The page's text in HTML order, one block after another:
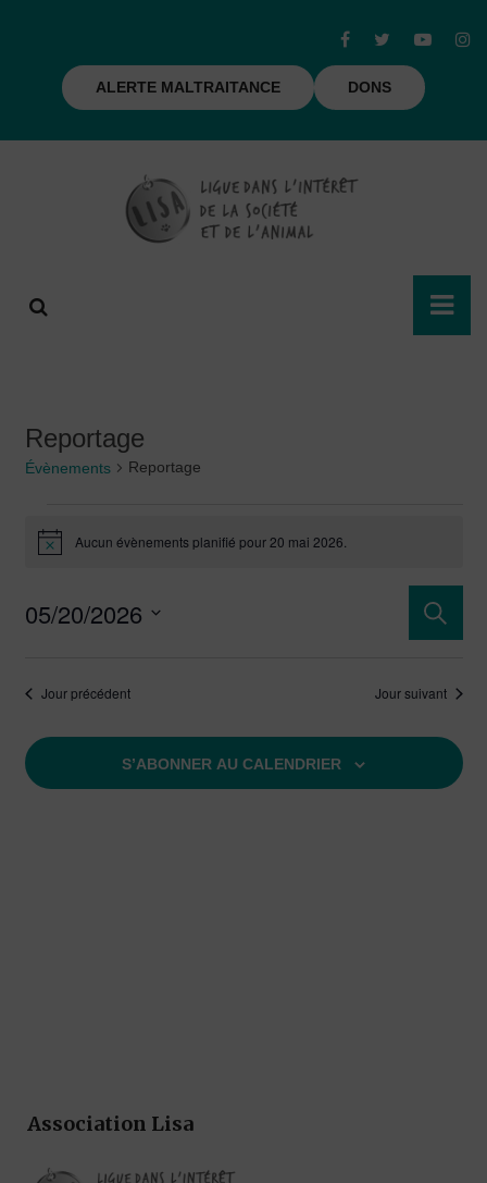
ALERTE MALTRAITANCE DONS
Reportage
Évènements Reportage
Notice Aucun évènements planifié pour 20 mai 2026.
05/20/2026
date.
Jour précédent Jour suivant
S’ABONNER AU CALENDRIER
Association Lisa